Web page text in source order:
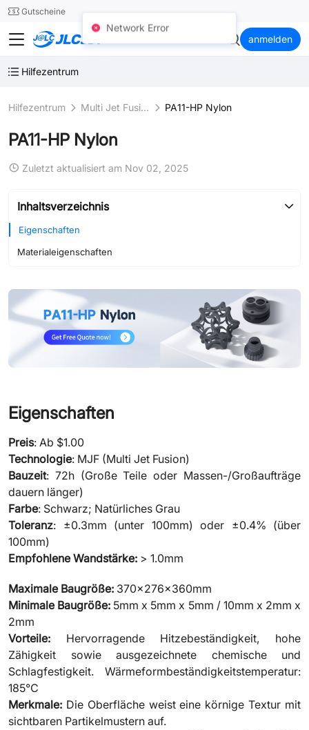
24SMTGutscheine
JLC3DP anmelden
Hilfezentrum
Hilfezentrum Multi Jet Fusion (MJF) PA11-HP Nylon
PA11-HP Nylon
Zuletzt aktualisiert am Nov 02, 2025
Inhaltsverzeichnis
Eigenschaften
Materialeigenschaften
Eigenschaften
Preis: Ab $1.00
Technologie: MJF (Multi Jet Fusion)
Bauzeit: 72h (Große Teile oder Massen-/Großaufträge
dauern länger)
Farbe: Schwarz; Natürliches Grau
Toleranz: ±0.3mm (unter 100mm) oder ±0.4% (über
100mm)
Empfohlene Wandstärke: > 1.0mm
Maximale Baugröße: 370x276x360mm
Minimale Baugröße: 5mm x 5mm x 5mm / 10mm x 2mm x
2mm
Vorteile: Hervorragende Hitzebeständigkeit, hohe
Zähigkeit sowie ausgezeichnete chemische und
Schlagfestigkeit. Wärmeformbeständigkeitstemperatur:
185℃
Merkmale: Die Oberfläche weist eine körnige Textur mit
sichtbaren Partikelmustern auf.
Network Error